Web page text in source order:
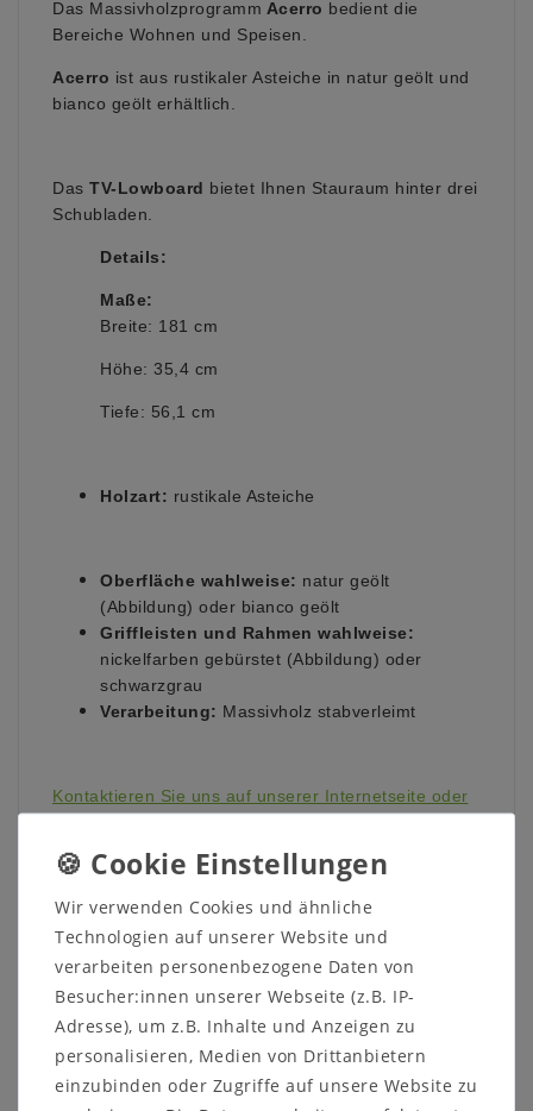
Das Massivholzprogramm Acerro bedient die
Bereiche Wohnen und Speisen.
Acerro ist aus rustikaler Asteiche in natur geölt und
bianco geölt erhältlich.
Das TV-Lowboard bietet Ihnen Stauraum hinter drei
Schubladen.
Details:
Maße:
Breite: 181 cm
Höhe: 35,4 cm
Tiefe: 56,1 cm
Holzart: rustikale Asteiche
Oberfläche wahlweise: natur geölt
(Abbildung) oder bianco geölt
Griffleisten und Rahmen wahlweise:
nickelfarben gebürstet (Abbildung) oder
schwarzgrau
Verarbeitung: Massivholz stabverleimt
Kontaktieren Sie uns auf unserer Internetseite oder
helfen Ihnen gerne weiter!
Informationen zum Möbelstück:
Maße:
Wir verwenden Cookies und ähnliche
Technologien auf unserer Website und
verarbeiten personenbezogene Daten von
Besucher:innen unserer Webseite (z.B. IP-
Adresse), um z.B. Inhalte und Anzeigen zu
personalisieren, Medien von Drittanbietern
einzubinden oder Zugriffe auf unsere Website zu